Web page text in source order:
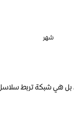
شهر
هي شبكة تربط سلاسل